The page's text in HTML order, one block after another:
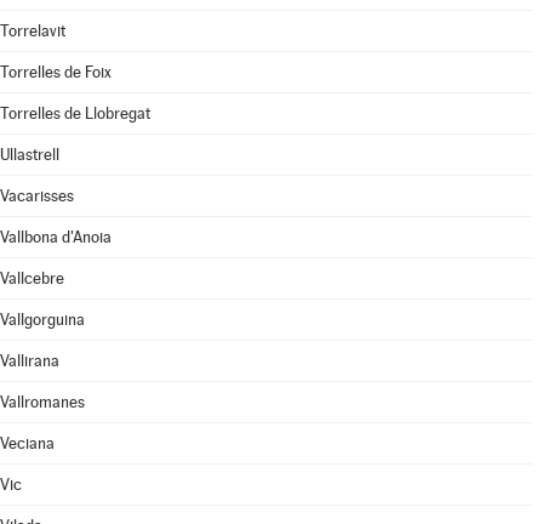
Torrelavit
Torrelles de Foix
Torrelles de Llobregat
Ullastrell
Vacarisses
Vallbona d'Anoia
Vallcebre
Vallgorguina
Vallirana
Vallromanes
Veciana
Vic